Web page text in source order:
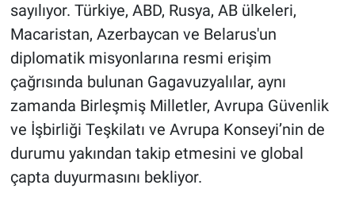
sayılıyor. Türkiye, ABD, Rusya, AB ülkeleri,
Macaristan, Azerbaycan ve Belarus'un
diplomatik misyonlarına resmi erişim
çağrısında bulunan Gagavuzyalılar, aynı
zamanda Birleşmiş Milletler, Avrupa Güvenlik
ve İşbirliği Teşkilatı ve Avrupa Konseyi’nin de
durumu yakından takip etmesini ve global
çapta duyurmasını bekliyor.